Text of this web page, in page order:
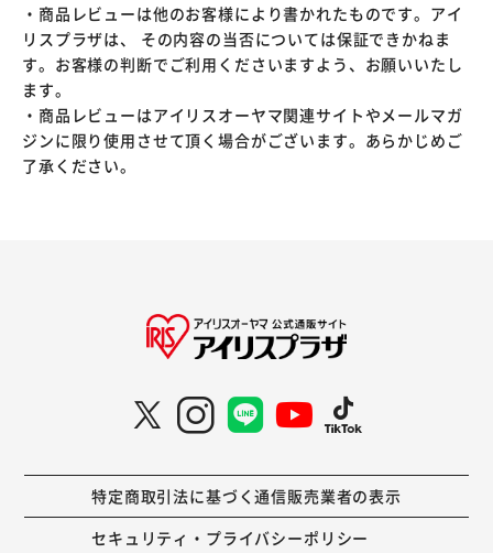
・商品レビューは他のお客様により書かれたものです。アイ
リスプラザは、 その内容の当否については保証できかねま
す。お客様の判断でご利用くださいますよう、お願いいたし
ます。
・商品レビューはアイリスオーヤマ関連サイトやメールマガ
ジンに限り使用させて頂く場合がございます。あらかじめご
了承ください。
特定商取引法に基づく通信販売業者の表示
セキュリティ・プライバシーポリシー